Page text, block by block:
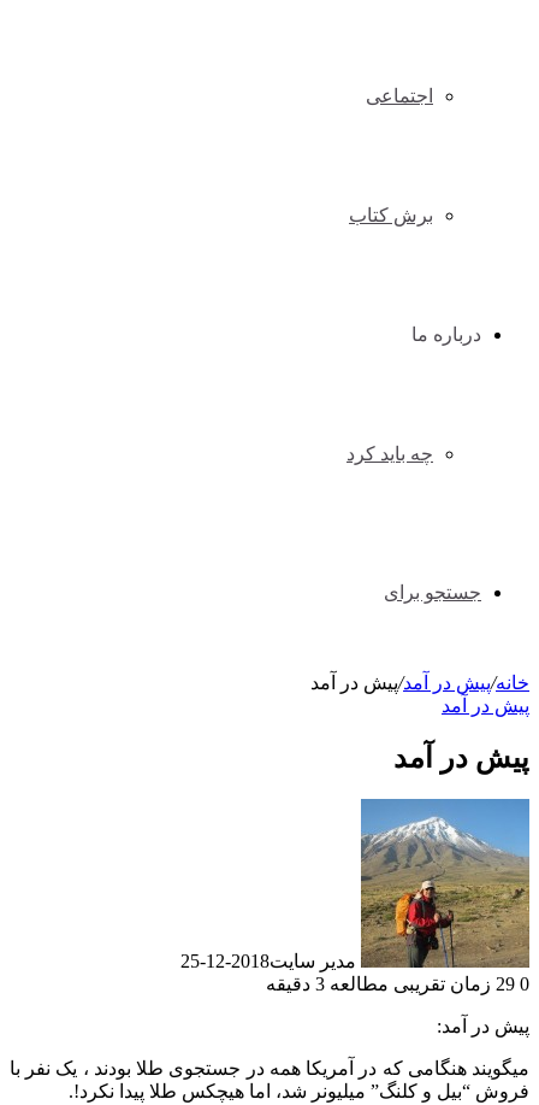
اجتماعی
برش کتاب
درباره ما
چه باید کرد
جستجو برای
خانه/پیش در آمد/پیش در آمد
پیش در آمد
پیش در آمد
مدیر سایت2018-12-25
0
زمان تقریبی مطالعه 3 دقیقه
پیش در آمد:
میگویند هنگامی که در آمریکا همه در جستجوی طلا بودند ، یک نفر با
فروش “بیل و کلنگ” میلیونر شد، اما هیچکس طلا پیدا نکرد!.